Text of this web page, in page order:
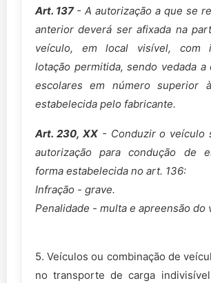
Art. 137 - A autorização a que se
anterior deverá ser afixada na
veículo, em local visível, com
lotação permitida, sendo vedada a
escolares em número superior
estabelecida pelo fabricante.
Art. 230, XX- Conduzir o veículo
autorização para condução de
forma estabelecida no art. 136:
Infração - grave.
Penalidade - multa e apreensão do
5. Veículos ou combinação de
no transporte de carga